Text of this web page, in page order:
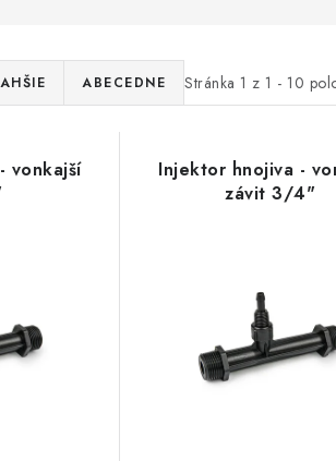
Stránka 1 z 1 - 10
ABECEDNE
vonkajší
Injektor hnojiva -
závit 3/4"